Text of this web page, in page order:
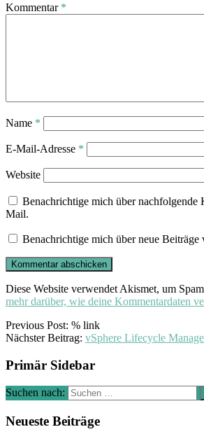
Kommentar *
Name *
E-Mail-Adresse *
Website
Benachrichtige mich über nachfolgende
Mail.
Benachrichtige mich über neue
Diese Website verwendet Akismet, um
mehr darüber, wie deine Kommentardaten
Previous Post: % link
Nächster Beitrag: vSphere Lifecycle
Primär Sidebar
Suchen nach:
Neueste Beiträge